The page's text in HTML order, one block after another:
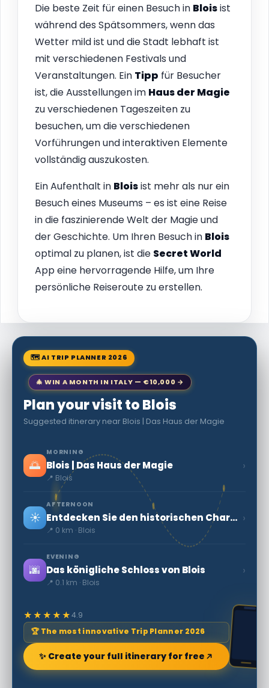
Die beste Zeit für einen Besuch in Bloisist
während des Spätsommers, wenn das
Wetter mild ist und die Stadt lebhaft ist
mit verschiedenen Festivals und
Veranstaltungen. Ein Tipp für Besucher
ist, die Ausstellungen im Haus der Magie
zu verschiedenen Tageszeiten zu
besuchen, um die verschiedenen
Vorführungen und interaktiven Elemente
vollständig auszukosten.
Ein Aufenthalt in Bloisist mehr als nur ein
Besuch eines Museums – es ist eine Reise
in die faszinierende Welt der Magie und
der Geschichte. Um Ihren Besuch in Blois
optimal zu planen, ist die Secret World
App eine hervorragende Hilfe, um Ihre
persönliche Reiseroute zu erstellen.
🗺 AI TRIP PLANNER 2026
🎄 WIN A MONTH IN ITALY — €10,000 →
Plan your visit to Blois
Suggested itinerary near Blois | Das Haus der Magie
🌅
MORNING
Blois | Das Haus der Magie
📍 Blois
›
☀️
AFTERNOON
Entdecken Sie den historischen Charme des Château de Blois
📍 0 km · Blois
›
🌆
EVENING
Das königliche Schloss von Blois
📍 0.1 km · Blois
›
★★★★★4.9
🏆 The most innovative Trip Planner 2026
✨ Create your full itinerary for free